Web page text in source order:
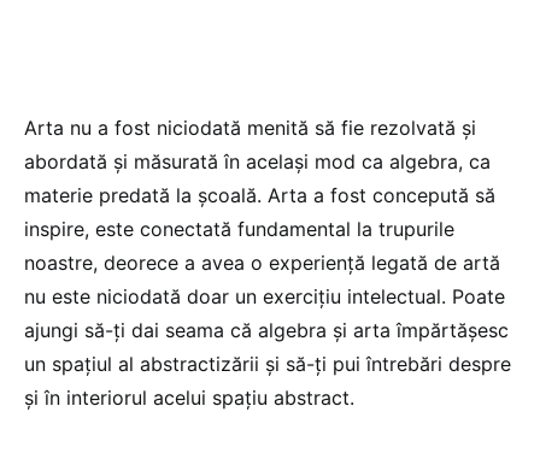
Arta nu a fost niciodată menită să fie rezolvată și
abordată și măsurată în același mod ca algebra, ca
materie predată la școală. Arta a fost concepută să
inspire, este conectată fundamental la trupurile
noastre, deorece a avea o experiență legată de artă
nu este niciodată doar un exercițiu intelectual. Poate
ajungi să-ți dai seama că algebra și arta împărtășesc
un spațiul al abstractizării și să-ți pui întrebări despre
și în interiorul acelui spațiu abstract.